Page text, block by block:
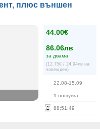
плюс външен
44.00€
86.06лв
за двама
(12.75€ / 24.94лв на
човек/ден)
22.08-15.09
1 нощувка
88:51 :49